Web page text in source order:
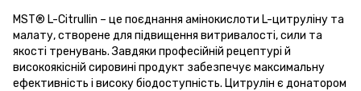
MST® L-Citrullin – це поєднання амінокислоти L-цитруліну та
малату, створене для підвищення витривалості, сили та
якості тренувань. Завдяки професійній рецептурі й
високоякісній сировині продукт забезпечує максимальну
ефективність і високу біодоступність. Цитрулін є донатором